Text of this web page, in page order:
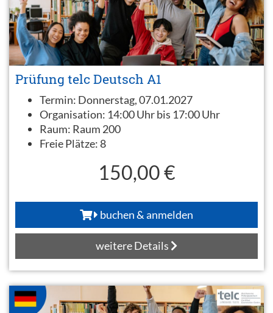
Prüfung telc Deutsch A1
Termin: Donnerstag, 07.01.2027
Organisation: 14:00 Uhr bis 17:00 Uhr
Raum: Raum 200
Freie Plätze: 8
150,00 €
buchen & anmelden
weitere Details